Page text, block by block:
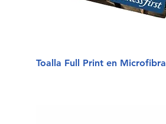
Toalla Full Print en Microfibra